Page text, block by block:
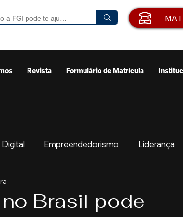
Revista Formulário de Matrícula
Empreendedorismo Liderança
Começar
Brasil pode